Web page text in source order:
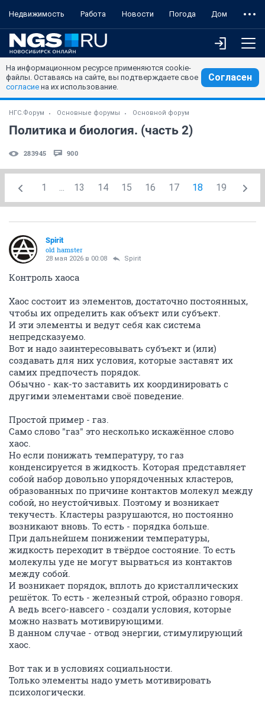
Недвижимость Работа Новости Погода Дом
На информационном ресурсе применяются cookie-
файлы. Оставаясь на сайте, вы подтверждаете свое
согласие на их использование.
Согласен
НГС.Форум Основные форумы Основной форум
Политика и биология. (часть 2)
283945 900
1 ... 13 14 15 16 17 18 19
Spirit
old hamster
28 мая 2026 в 00:08 Spirit
Контроль хаоса
Хаос состоит из элементов, достаточно постоянных,
чтобы их определить как объект или субъект.
И эти элементы и ведут себя как система
непредсказуемо.
Вот и надо заинтересовывать субъект и (или)
создавать для них условия, которые заставят их
самих предпочесть порядок.
Обычно - как-то заставить их координировать с
другими элементами своё поведение.
Простой пример - газ.
Само слово "газ" это несколько искажённое слово
хаос.
Но если понижать температуру, то газ
конденсируется в жидкость. Которая представляет
собой набор довольно упорядоченных кластеров,
образованных по причине контактов молекул между
собой, но неустойчивых. Поэтому и возникает
текучесть. Кластеры разрушаются, но постоянно
возникают вновь. То есть - порядка больше.
При дальнейшем понижении температуры,
жидкость переходит в твёрдое состояние. То есть
молекулы уде не могут вырваться из контактов
между собой.
И возникает порядок, вплоть до кристаллических
решёток. То есть - железный строй, образно говоря.
А ведь всего-навсего - создали условия, которые
можно назвать мотивирующими.
В данном случае - отвод энергии, стимулирующий
хаос.
Вот так и в условиях социальности.
Только элементы надо уметь мотивировать
психологически.